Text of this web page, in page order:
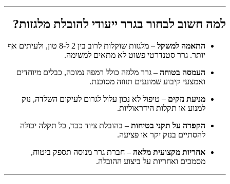
למה חשוב לבחור בגרר ייעודי להובלת מלגזות?
התאמה למשקל
– מלגזות שוקלות לרוב בין 2 ל-8 טון, ולעיתים אף
יותר. גרר סטנדרטי פשוט לא מתאים למשימה.
העמסה בטוחה – גרר מלגזה כולל רמפה נמוכה, כבלים מיוחדים
ואמצעי קיבוע שמונעים תזוזה מסוכנת.
מניעת נזקים – טיפול לא נכון עלול לגרום לעיקום השלדה, נזק
למנוע או תקלות הידראוליות.
הקפדה על תקני בטיחות – בהובלת ציוד כבד, כל תקלה יכולה
להסתיים בנזק יקר או פציעה.
אחריות מקצועית מלאה – חברת גרר מנוסה תספק ביטוח,
מסמכים ואחריות על ביצוע ההובלה.